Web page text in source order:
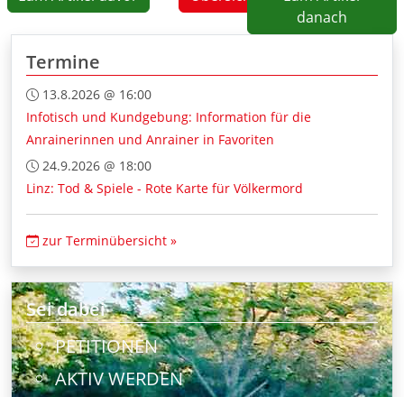
danach
Termine
13.8.2026 @ 16:00
Infotisch und Kundgebung: Information für die
Anrainerinnen und Anrainer in Favoriten
24.9.2026 @ 18:00
Linz: Tod & Spiele - Rote Karte für Völkermord
zur Terminübersicht »
Sei dabei
PETITIONEN
AKTIV WERDEN